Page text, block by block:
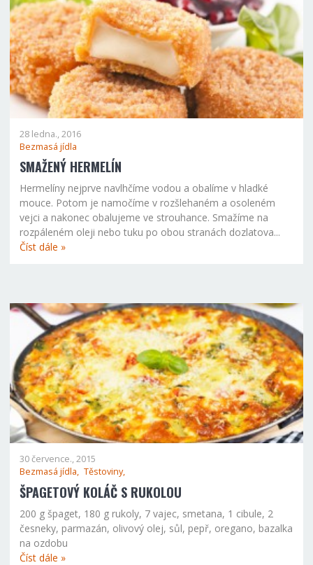
28 ledna., 2016
Bezmasá jídla
SMAŽENÝ HERMELÍN
Hermelíny nejprve navlhčíme vodou a obalíme v hladké
mouce. Potom je namočíme v rozšlehaném a osoleném
vejci a nakonec obalujeme ve strouhance. Smažíme na
rozpáleném oleji nebo tuku po obou stranách dozlatova...
Číst dále »
30 července., 2015
Bezmasá jídla, Těstoviny,
ŠPAGETOVÝ KOLÁČ S RUKOLOU
200 g špaget, 180 g rukoly, 7 vajec, smetana, 1 cibule, 2
česneky, parmazán, olivový olej, sůl, pepř, oregano, bazalka
na ozdobu
Číst dále »